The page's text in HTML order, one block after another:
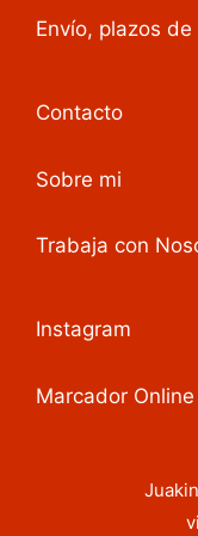
página
Envío, plazos
Contacto
Sobre mi
Trabaja con
Instagram
Marcador Online